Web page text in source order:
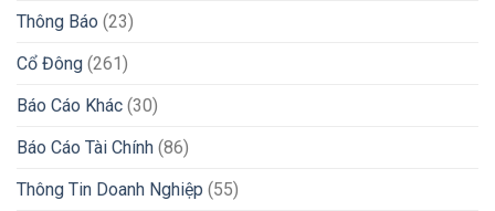
Thông Báo (23)
Cổ Đông (261)
Báo Cáo Khác (30)
Báo Cáo Tài Chính (86)
Thông Tin Doanh Nghiệp (55)